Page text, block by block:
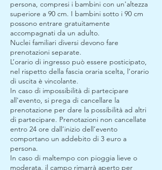
persona, compresi i bambini con un'altezza
superiore a 90 cm. I bambini sotto i 90 cm
possono entrare gratuitamente
accompagnati da un adulto.
Nuclei familiari diversi devono fare
prenotazioni separate.
L’orario di ingresso può essere posticipato,
nel rispetto della fascia oraria scelta, l’orario
di uscita è vincolante.
In caso di impossibilità di partecipare
all'evento, si prega di cancellare la
prenotazione per dare la possibilità ad altri
di partecipare. Prenotazioni non cancellate
entro 24 ore dall’inizio dell’evento
comportano un addebito di 3 euro a
persona.
In caso di maltempo con pioggia lieve o
moderata, il campo rimarrà aperto per